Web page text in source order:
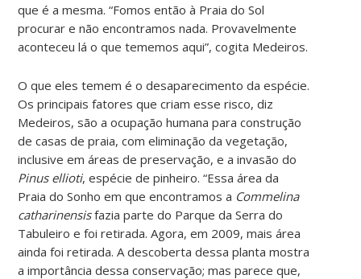
que é a mesma. “Fomos então à Praia do Sol
procurar e não encontramos nada. Provavelmente
aconteceu lá o que tememos aqui”, cogita Medeiros.
O que eles temem é o desaparecimento da espécie.
Os principais fatores que criam esse risco, diz
Medeiros, são a ocupação humana para construção
de casas de praia, com eliminação da vegetação,
inclusive em áreas de preservação, e a invasão do
Pinus ellioti, espécie de pinheiro. “Essa área da
Praia do Sonho em que encontramos a Commelina
catharinensisfazia parte do Parque da Serra do
Tabuleiro e foi retirada. Agora, em 2009, mais área
ainda foi retirada. A descoberta dessa planta mostra
a importância dessa conservação; mas parece que,